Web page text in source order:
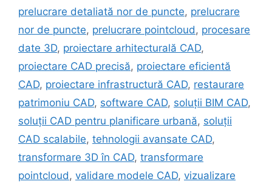
prelucrare detaliată nor de puncte, prelucrare
nor de puncte, prelucrare pointcloud , procesare
date 3D, proiectare arhitecturală CAD,
proiectare CAD precisă, proiectare eficientă
CAD, proiectare infrastructură CAD, restaurare
patrimoniu CAD, software CAD, soluții BIM CAD,
soluții CAD pentru planificare urbană, soluții
CAD scalabile, tehnologii avansate CAD,
transformare 3D în CAD, transformare
pointcloud , validare modele CAD, vizualizare